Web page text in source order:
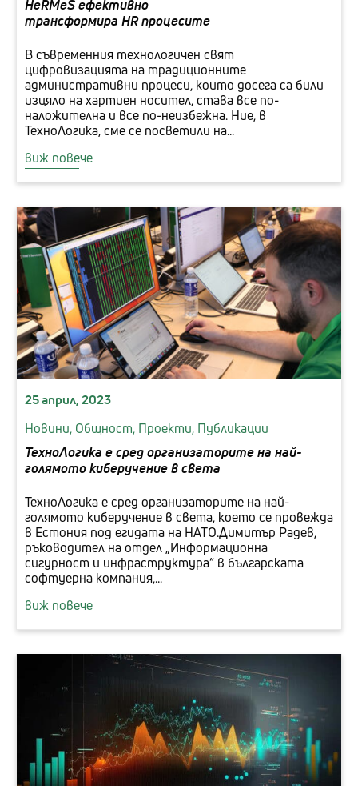
HeRMeS ефективно
трансформира HR процесите
В съвременния технологичен свят
цифровизацията на традиционните
административни процеси, които досега са били
изцяло на хартиен носител, става все по-
наложителна и все по-неизбежна. Ние, в
ТехноЛогика, сме се посветили на...
виж повече
25 април, 2023
Новини, Общност, Проекти, Публикации
ТехноЛогика е сред организаторите на най-
голямото киберучение в света
ТехноЛогика е сред организаторите на най-
голямото киберучение в света, което се провежда
в Естония под егидата на НАТО.Димитър Радев,
ръководител на отдел „Информационна
сигурност и инфраструктура“ в българската
софтуерна компания,...
виж повече